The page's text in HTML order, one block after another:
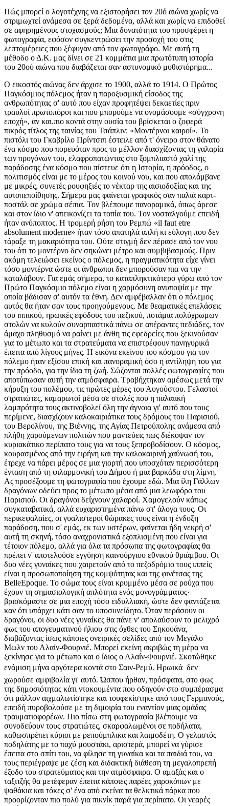
Πώς μπορεί ο λογοτέχνης να εξιστορήσει τον 20ό αιώνα χωρίς να
στριμωχτεί ανάμεσα σε ξερά δεδομένα, αλλά και χωρίς να επιδοθεί
σε αφηρημένους στοχασμούς; Μια δυνατότητα του προσφέρει η
φωτογραφία, εφόσον συγκεντρώσει την προσοχή του στις
λεπτομέρειες που ξέφυγαν από τον φωτογράφο. Με αυτή τη
μέθοδο ο Δ.Κ. μας δίνει σε 21 κομμάτια μια πρωτότυπη ιστορία
του 20ού αιώνα που διαβάζεται σαν αστυνομικό μυθιστόρημα...
Ο εικοστός αιώνας δεν άρχισε το 1900, αλλά το 1914. Ο Πρώτος
Παγκόσμιος πόλεμος ήταν η παροξυσμική είσοδος της
ανθρωπότητας σ' αυτό που είχαν προφητέψει δεκαετίες πριν
τραυλοί πρωτοπόροι και που μπορούμε να ονομάσουμε «σύγχρονη
εποχή», αν και.πιο κοντά στην ουσία του βρίσκεται ο ζοφερά
πικρός τίτλος της ταινίας του Τσάπλιν: «Μοντέρνοι καιροί». Το
πιστόλι του Γκαβρίλο Πρίντσιπ έστειλε από τ' όνειρο στον θάνατο
ένα κόσμο που πορευόταν προς το μέλλον διασχίζοντας τη γαλαρία
των προγόνων του, ελαφροπατώντας στο ξομπλιαστό χαλί της
παράδοσης ένα κόσμο που πίστευε ότι η Ιστορία, η πρόοδος, ο
πολιτισμός είναι με το μέρος του κοινού νου, και που απολάμβανε
με μικρές, συνετές ρουφηξιές το νέκταρ της αισιοδοξίας και της
αυτοπεποίθησης. Σήμερα μας φαίνεται γραφικός σαν παλιά καρτ-
ποστάλ σε χρώμα σέπια. Τον βλέπουμε πανοραμικά, όπως άρεσε
και στον ίδιο ν' απεικονίζει τα τοπία του. Τον νοσταλγούμε επειδή
ήταν ανύποπτος. Η τρομερή ρήση του Ρεμπώ «il faut etre
absolument moderne» ήταν τόσο απατηλά απλή κι εύλογη που δεν
τάραξε τη μακαριότητα του. Ούτε στιγμή δεν πέρασε από τον νου
του ότι το μοντέρνο δεν σηκώνει μέτρο και συμβιβασμούς. Πριν
ακόμη τελειώσει εκείνος ο πόλεμος, η πραγματικότητα είχε γίνει
τόσο μοντέρνα ώστε οι άνθρωποι δεν μπορούσαν πια να την
καταλάβουν. Για εμάς σήμερα, το καταπληκτικότερο γύρω από τον
Πρώτο Παγκόσμιο πόλεμο είναι η χαρμόσυνη ανυποψία με την
οποία βάδισαν σ' αυτόν τα έθνη. Δεν αμφέβαλλαν ότι ο πόλεμος
αυτός θα ήταν σαν τους προηγούμενους. Με θεαματικές επελάσεις
του ιππικού, ηρωικές εφόδους του πεζικού, ποτάμια πολύχρωμων
στολών να κυλούν συναρπαστικά πάνω σε απέραντες πεδιάδες, τον
άμαχο πληθυσμό να ραίνει με άνθη τις εφεδρείες που ξεκινούσαν
για το μέτωπο και τα στρατεύματα να επιστρέφουν πανηγυρικά
έπειτα από λίγους μήνες. Η εικόνα εκείνου του κόσμου για τον
πόλεμο ήταν εξίσου επική και πανοραμική όσο η αντίληψη του για
την πρόοδο, για την ίδια τη ζωή. Σώζονται πολλές φωτογραφίες που
αποτύπωσαν αυτή την ατμόσφαιρα. Τραβήχτηκαν αμέσως μετά την
κήρυξη του πολέμου, τις πρώτες μέρες του Αυγούστου. Γελαστοί
στρατιώτες, καμαρωτοί μέσα σε στολές που η παλαιική
λαμπρότητα τους ακτινοβολεί όλη την άγνοια γι' αυτό που τους
περίμενε, διασχίζουν καλοκαιριάτικα τους δρόμους του Παρισιού,
του Βερολίνου, της Βιέννης, της Αγίας Πετρούπολης ανάμεσα από
πλήθη χαρούμενων πολιτών που μαντεύεις πως διέκοψαν τον
κυριακάτικο περίπατο τους για να τους ξεπροβοδίσουν. Ο κόσμος,
κουρασμένος από την ειρήνη και την καλοκαιρινή χαύνωσή του,
έτρεχε να πάρει μέρος σε μια γιορτή που υποσχόταν περισσότερη
ένταση από τη φιλαρμονική του Δήμου ή μια βαρκάδα στη λίμνη.
Ας προσέξουμε τη φωτογραφία που έχουμε εδώ. Μια ίλη Γάλλων
δραγόνων οδεύει προς το μέτωπο μέσα από μια λεωφόρο του
Παρισιού. Οι δραγόνοι δείχνουν χαλαροί. Χαμογελούν κάπως
συγκαταβατικά, αλλά ευχαριστημένα πάνω στ' άλογα τους. Οι
περικεφαλαίες, οι γυαλιστεροί θώρακες τους είναι η ένδοξη
παράδοση, που σ' εμάς, εκ των υστέρων, φαίνεται ήδη νεκρή σ'
αυτή τη σκηνή, τόσο αναχρονιστικά εξοπλισμένη που είναι για
τέτοιον πόλεμο, αλλά για όλα τα πρόσωπα της φωτογραφίας θα
πρέπει ν' αποτελούσε εγγύηση καινούργιου εθνικού θριάμβου. Οι
δυο νέες γυναίκες που χαιρετούν από το πεζοδρόμιο τους ιππείς
είναι η προσωποποίηση της κομψότητας και της φινέτσας της
BelleEpoque. To σώμα τους είναι κρυμμένο μέσα σε ρούχα που
έχουν τη σημασιολογική απλότητα ενός μονογράμματος·
βρισκόμαστε σε μια εποχή τόσο ειδυλλιακή, ώστε δεν φαντάζεται
καν ότι υπάρχει κάτι σαν το υποσυνείδητο. Όταν περάσουν οι
δραγόνοι, οι δυο νέες γυναίκες θα πάνε ν' απολαύσουν το μελιχρό
φως του απογευματινού ήλιου στις όχθες του Σηκουάνα,
διαβάζοντας ίσως κάποιες ονειρικές σελίδες από τον Μεγάλο
Μωλν του Αλαίν-Φουρνιέ. Μπορεί εκείνη ακριβώς τη μέρα να
ξεκίνησε για το μέτωπο και ο ίδιος ο Αλαίν-Φουρνιέ. Σκοτώθηκε
ενάμιση μήνα αργότερα κοντά στο Σαιν-Ρεμύ. Ηρωικά  δεν
χωρούσε αμφιβολία γι' αυτό. Ώσπου ήρθαν, πρόσφατα, στο φως
της δημοσιότητας κάτι ντοκουμέντα που οδηγούν στο συμπέρασμα
ότι μάλλον αιχμαλωτίστηκε και τουφεκίστηκε από τους Γερμανούς,
επειδή πυροβολούσε με τη διμοιρία του εναντίον μιας ομάδας
τραυματιοφορέων. Πιο πίσω στη φωτογραφία βλέπουμε να
συνοδεύουν τους στρατιώτες, σκαρφαλωμένοι σε ποδήλατα,
καθωσπρέπει κύριοι με ρεπούμπλικα και λαιμοδέτη. Ο γελαστός
ποδηλάτης με το παχύ μουστάκι, αριστερά, μπορεί να γύρισε
έπειτα στο σπίτι του, να φίλησε τη γυναίκα και τα παιδιά του, να
τους περιέγραψε με ζέση και διδακτική διάθεση τη μεγαλοπρεπή
έξοδο του στρατεύματος και την ατμόσφαιρα. Ο αμαξάς και ο
ταξιτζής θα μετέφεραν έπειτα κάποιες παρέες χαροκόπων με
ψαθάκια και τόκες σ' ένα από εκείνα τα θελκτικά πάρκα που
προορίζονταν πιο πολύ για πικνίκ παρά για περίπατο. Οι νεαρές